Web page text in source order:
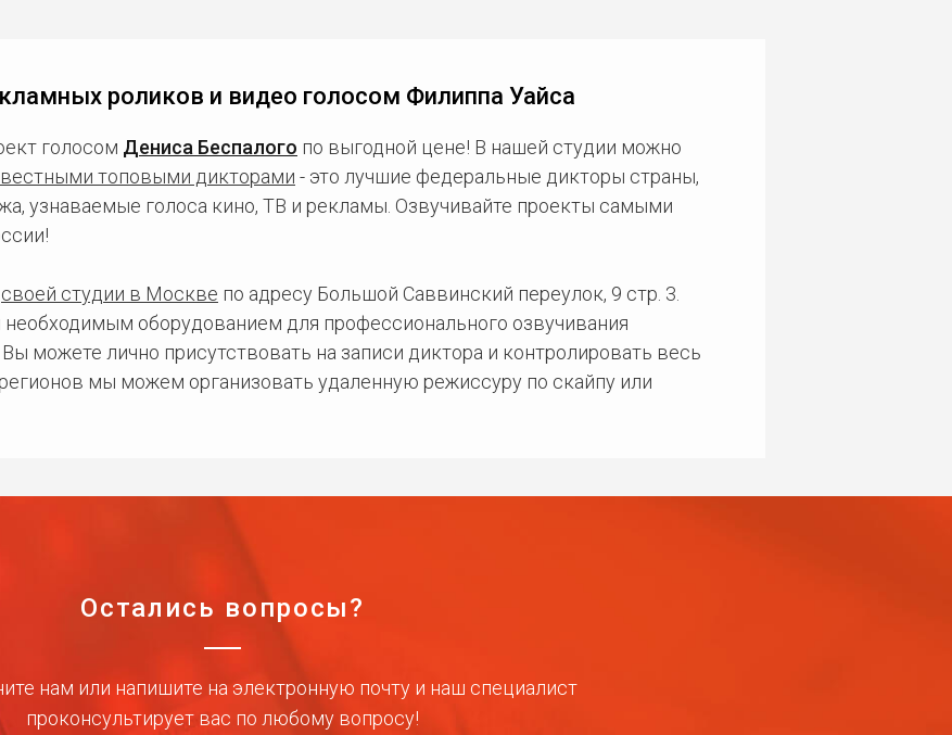
роликов и видео голосом Филиппа Уайса
голосом Дениса Беспалого по выгодной цене! В нашей студии можно
топовыми дикторами - это лучшие федеральные дикторы страны,
узнаваемые голоса кино, ТВ и рекламы. Озвучивайте проекты самыми
своей студии в Москве по адресу Большой Саввинский переулок, 9 стр. 3.
оборудованием для профессионального озвучивания
можете лично присутствовать на записи диктора и контролировать весь
мы можем организовать удаленную режиссуру по скайпу или
Остались вопросы?
нам или напишите на электронную почту и наш специалист
проконсультирует вас по любому вопросу!